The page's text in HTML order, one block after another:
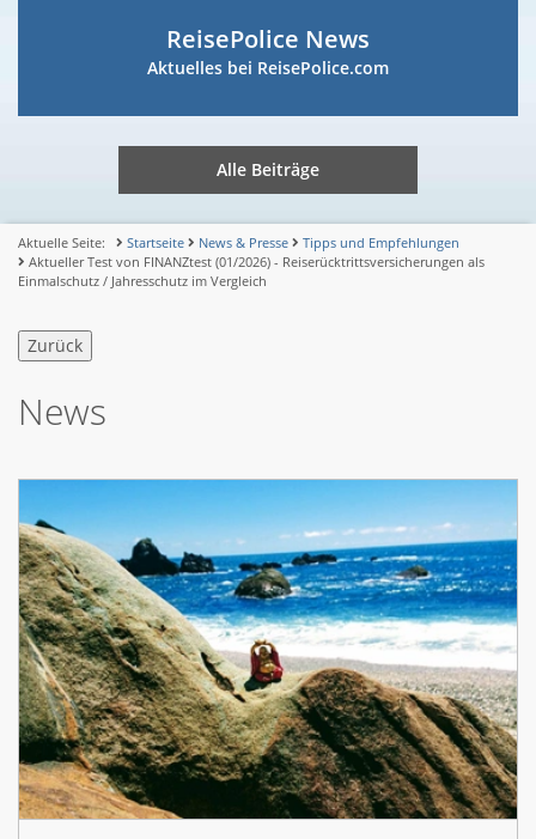
ReisePolice News
Aktuelles bei ReisePolice.com
Alle Beiträge
Aktuelle Seite: Startseite News & Presse
Tipps und Empfehlungen
Aktueller Test von FINANZtest (01/2026) - Reiserücktrittsversicherungen als
Einmalschutz / Jahresschutz im Vergleich
News